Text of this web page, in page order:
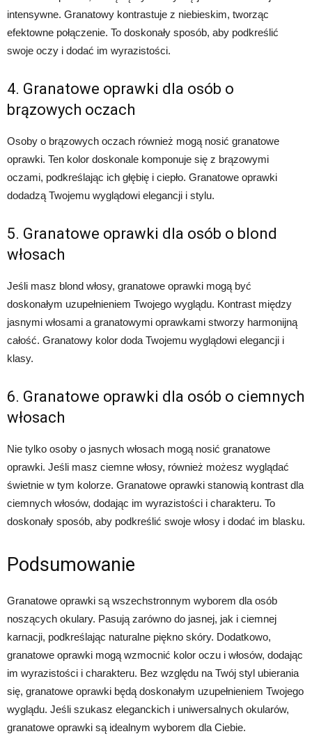
intensywne. Granatowy kontrastuje z niebieskim, tworząc
efektowne połączenie. To doskonały sposób, aby podkreślić
swoje oczy i dodać im wyrazistości.
4. Granatowe oprawki dla osób o
brązowych oczach
Osoby o brązowych oczach również mogą nosić granatowe
oprawki. Ten kolor doskonale komponuje się z brązowymi
oczami, podkreślając ich głębię i ciepło. Granatowe oprawki
dodadzą Twojemu wyglądowi elegancji i stylu.
5. Granatowe oprawki dla osób o blond
włosach
Jeśli masz blond włosy, granatowe oprawki mogą być
doskonałym uzupełnieniem Twojego wyglądu. Kontrast między
jasnymi włosami a granatowymi oprawkami stworzy harmonijną
całość. Granatowy kolor doda Twojemu wyglądowi elegancji i
klasy.
6. Granatowe oprawki dla osób o ciemnych
włosach
Nie tylko osoby o jasnych włosach mogą nosić granatowe
oprawki. Jeśli masz ciemne włosy, również możesz wyglądać
świetnie w tym kolorze. Granatowe oprawki stanowią kontrast dla
ciemnych włosów, dodając im wyrazistości i charakteru. To
doskonały sposób, aby podkreślić swoje włosy i dodać im blasku.
Podsumowanie
Granatowe oprawki są wszechstronnym wyborem dla osób
noszących okulary. Pasują zarówno do jasnej, jak i ciemnej
karnacji, podkreślając naturalne piękno skóry. Dodatkowo,
granatowe oprawki mogą wzmocnić kolor oczu i włosów, dodając
im wyrazistości i charakteru. Bez względu na Twój styl ubierania
się, granatowe oprawki będą doskonałym uzupełnieniem Twojego
wyglądu. Jeśli szukasz eleganckich i uniwersalnych okularów,
granatowe oprawki są idealnym wyborem dla Ciebie.